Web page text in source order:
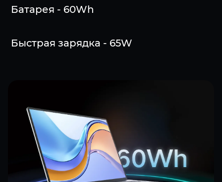
Батарея - 60Wh
Быстрая зарядка - 65W